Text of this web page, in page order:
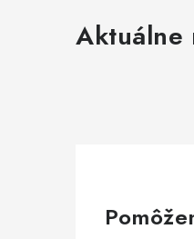
Aktuálne